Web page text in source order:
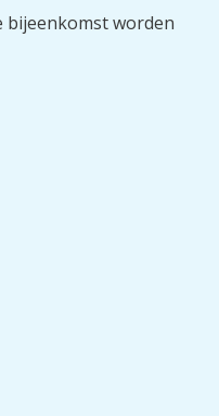
bijeenkomst worden